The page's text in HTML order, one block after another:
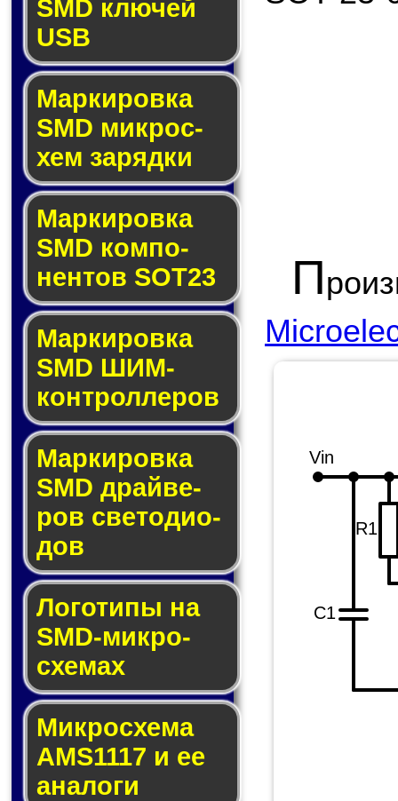
SMD клю­чей
USB
Маркировка
SMD мик­рос­
хем за­ряд­ки
Маркировка
SMD ком­по­
нен­тов SOT23
Маркировка
SMD ШИМ-
кон­трол­ле­ров
Маркировка
SMD драй­ве­
ров све­то­ди­о­
дов
Логотипы на
SMD-мик­ро­
схе­мах
Микросхема
AMS1117 и ее
ана­ло­ги
П
C1
Vin
R1